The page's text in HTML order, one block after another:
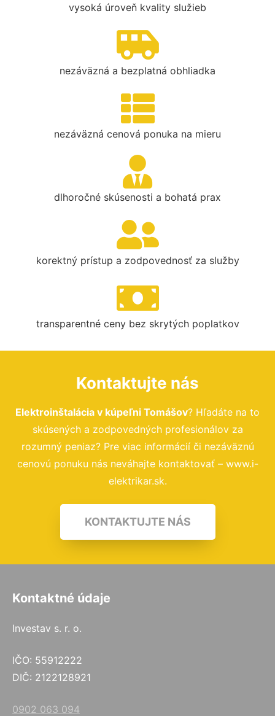
vysoká úroveň kvality služieb
nezáväzná a bezplatná obhliadka
nezáväzná cenová ponuka na mieru
dlhoročné skúsenosti a bohatá prax
korektný prístup a zodpovednosť za služby
transparentné ceny bez skrytých poplatkov
Kontaktujte nás
Elektroinštalácia v kúpeľni Tomášov? Hľadáte na to
skúsených a zodpovedných profesionálov za
rozumný peniaz? Pre viac informácií či nezáväznú
cenovú ponuku nás neváhajte kontaktovať – www.i-
elektrikar.sk.
KONTAKTUJTE NÁS
Kontaktné údaje
Investav s. r. o.
IČO: 55912222
DIČ: 2122128921
0902 063 094